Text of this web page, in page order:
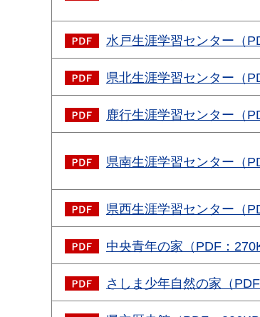
水戸生涯学習センター（
県北生涯学習センター（
鹿行生涯学習センター（
県南生涯学習センター（
県西生涯学習センター（
中央青年の家（PDF：
さしま少年自然の家（PDF